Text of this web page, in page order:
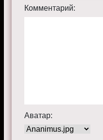
Комментарий:
Аватар: